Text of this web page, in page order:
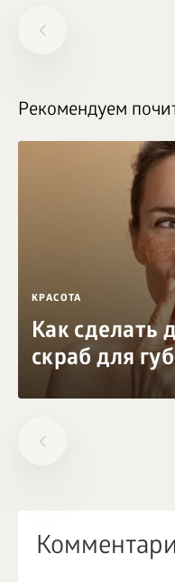
Рекомендуем
КРАСОТА
Как сделать
скраб для